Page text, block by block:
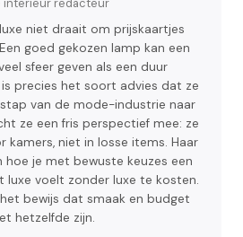
interieur redacteur
niet draait om prijskaartjes
goed gekozen lamp kan een
sfeer geven als een duur
precies het soort advies dat ze
van de mode-industrie naar
ze een fris perspectief mee: ze
kamers, niet in losse items. Haar
hoe je met bewuste keuzes een
luxe voelt zonder luxe te kosten.
bewijs dat smaak en budget
hetzelfde zijn.